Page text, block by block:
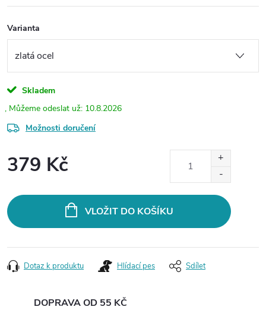
Varianta
Skladem
10.8.2026
Možnosti doručení
379 Kč
VLOŽIT DO KOŠÍKU
Dotaz k produktu Hlídací pes Sdílet
DOPRAVA OD 55 KČ